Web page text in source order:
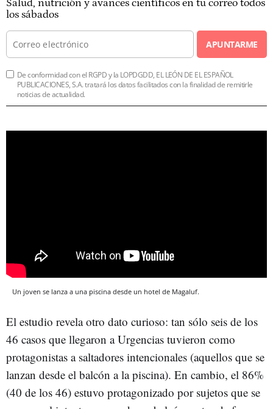
Salud, nutrición y avances científicos en tu correo todos
los sábados
APUNTARME
De conformidad con el RGPD y la LOPDGDD, EL LEÓN DE EL ESPAÑOL
PUBLICACIONES, S.A. tratará los datos facilitados con la finalidad de remitirle
noticias de actualidad.
Un joven se lanza a una piscina desde un hotel de Magaluf.
El estudio revela otro dato curioso: tan sólo seis de los
46 casos que llegaron a Urgencias tuvieron como
protagonistas a saltadores intencionales (aquellos que se
lanzan desde el balcón a la piscina). En cambio, el 86%
(40 de los 46) estuvo protagonizado por sujetos que se